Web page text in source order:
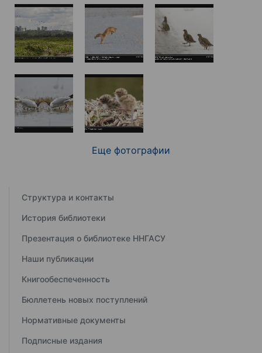
Еще фотографии
Структура и контакты
История библиотеки
Презентация о библиотеке ННГАСУ
Наши публикации
Книгообеспеченность
Бюллетень новых поступлений
Нормативные документы
Подписные издания